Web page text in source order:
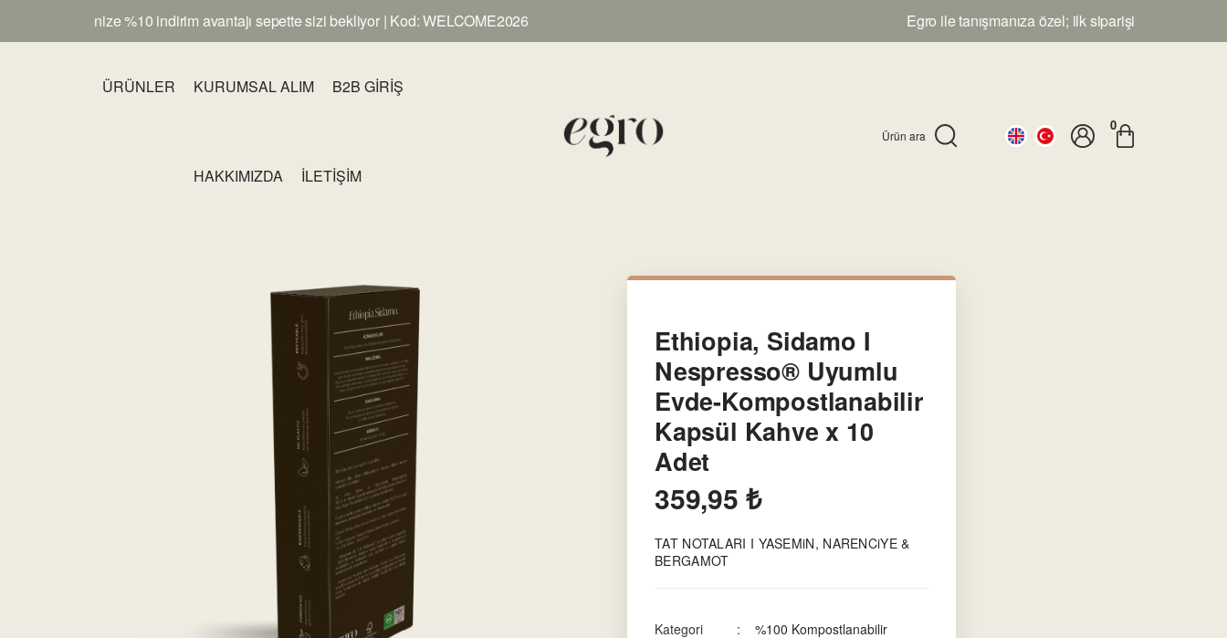
%10 indirim avantajı sepette sizi bekliyor | Kod: WELCOME2026 Egro ile tanışmanıza özel; ilk siparişinize %10 indirim
ÜRÜNLER KURUMSAL ALIM B2B GİRİŞ
HAKKIMIZDA İLETİŞİM
Ürün ara
0
Ethiopia, Sidamo I
Nespresso® Uyumlu
Evde-Kompostlanabilir
Kapsül Kahve x 10
Adet
359,95 ₺
TAT NOTALARI I YASEMiN, NARENCiYE &
BERGAMOT
Kategori
%100 Kompostlanabilir